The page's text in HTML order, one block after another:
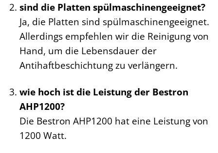
sind die Platten spülmaschinengeeignet?
Ja, die Platten sind spülmaschinengeeignet.
Allerdings empfehlen wir die Reinigung von
Hand, um die Lebensdauer der
Antihaftbeschichtung zu verlängern.
wie hoch ist die Leistung der Bestron
AHP1200?
Die Bestron AHP1200 hat eine Leistung von
1200 Watt.